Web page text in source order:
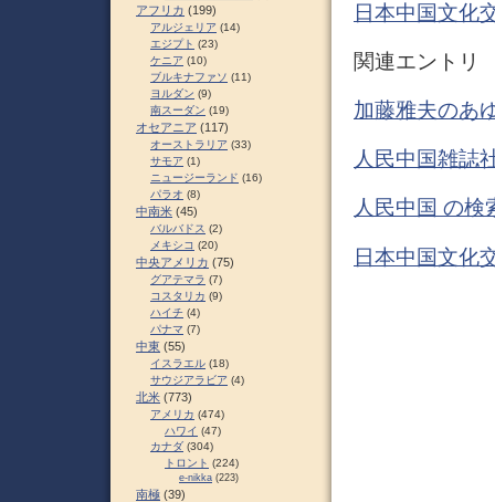
日本中国文化
関連エントリ
加藤雅夫のあ
人民中国雑誌
人民中国 の検
日本中国文化
アフリカ (199)
アルジェリア (14)
エジプト (23)
ケニア (10)
ブルキナファソ (11)
ヨルダン (9)
南スーダン (19)
オセアニア (117)
オーストラリア (33)
サモア (1)
ニュージーランド (16)
パラオ (8)
中南米 (45)
バルバドス (2)
メキシコ (20)
中央アメリカ (75)
グアテマラ (7)
コスタリカ (9)
ハイチ (4)
パナマ (7)
中東 (55)
イスラエル (18)
サウジアラビア (4)
北米 (773)
アメリカ (474)
ハワイ (47)
カナダ (304)
トロント (224)
e-nikka (223)
南極 (39)